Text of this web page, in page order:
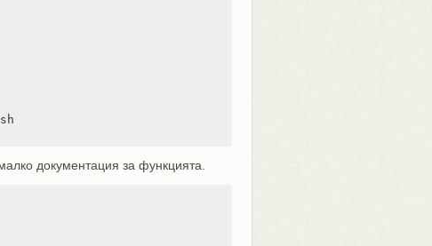
документация за функцията.